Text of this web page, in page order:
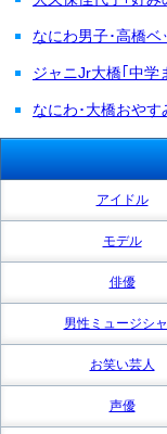
なにわ男子･高橋
ジャニJr大橋｢中学
なにわ･大橋おや
アイドル
モデル
俳優
男性ミュージシ
お笑い芸人
声優